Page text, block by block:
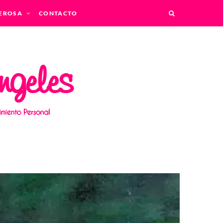
CONTACTO